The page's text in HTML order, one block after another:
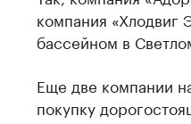
компания «Хлодвиг
бассейном в
Еще две компании
покупку